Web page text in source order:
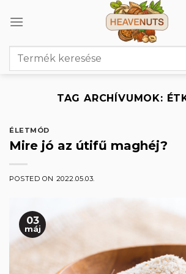
Keresés
TAG ARCHÍVUMOK:
ÉLETMÓD
Mire jó az útifű maghéj?
POSTED ON 2022.05.03.
03
máj